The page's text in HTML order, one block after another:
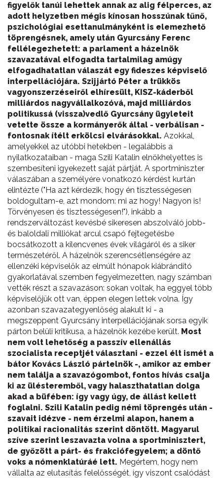
figyelők tanúi lehettek annak az alig félperces, az
adott helyzetben mégis kínosan hosszúnak tűnő,
pszichológiai esettanulmányként is elemezhető
töprengésnek, amely után Gyurcsány Ferenc
fellélegezhetett: a parlament a házelnök
szavazatával elfogadta tartalmilag amúgy
elfogadhatatlan válaszát egy fideszes képviselő
interpellációjára. Szijjártó Péter a trükkös
vagyonszerzéseiről elhíresült, KISZ-káderből
milliárdos nagyvállalkozóvá, majd milliárdos
politikussá (vissza)vedlő Gyurcsány ügyleteit
vetette össze a kormányerők által - verbálisan -
fontosnak ítélt erkölcsi elvárásokkal. Azokkal,
amelyekkel az utóbbi hetekben - legalábbis a
nyilatkozataiban - maga Szili Katalin elnökhelyettes is
szembesíteni igyekezett saját pártját. A sportminiszter
válaszában a személyére vonatkozó kérdést kurtán
elintézte ("Ha azt kérdezik, hogy én tisztességesen
boldogultam-e, azt mondom: mi az hogy! Nagyon is!
Törvényesen és tisztességesen!"), inkább a
rendszerváltozást kevésbé sikeresen abszolváló jobb-
és baloldali milliókat arcul csapó fejtegetésbe
bocsátkozott a kilencvenes évek világáról és a siker
természetéről. A házelnök szerencsétlenségére az
ellenzéki képviselők az elmúlt hónapok kiábrándító
gyakorlatával szemben fegyelmezetten, nagy számban
vették részt a szavazáson: sokan voltak, ha eggyel több
képviselőjük ott van, éppen elegen lettek volna. Így
azonban szavazategyenlőség alakult ki - a
megszeppent Gyurcsány interpellációjának sorsa egyik
párton belüli kritikusa, a házelnök kezébe került. Most
nem volt lehetőség a passzív ellenállás
szocialista receptjét választani - ezzel élt ismét a
bátor Kovács László pártelnök -, amikor az ember
nem találja a szavazógombot, fontos hívás csalja
ki az ülésteremből, vagy halaszthatatlan dolga
akad a büfében: így vagy úgy, de állást kellett
foglalni. Szili Katalin pedig némi töprengés után -
szavait idézve - nem érzelmi alapon, hanem a
politikai racionalitás szerint döntött. Magyarul
szíve szerint leszavazta volna a sportminisztert,
de győzött a párt- és frakciófegyelem; a döntő
voks a nómenklatúráé lett. Megértem, hogy nem
vállalta az elutasítás felelősségét, így viszont csalódást